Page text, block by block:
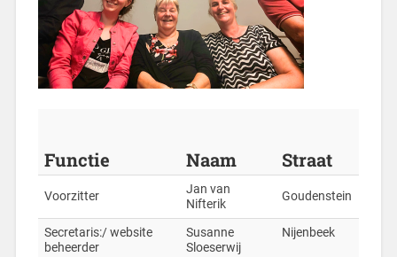
Functie Naam Straat
Voorzitter
Jan van
Nifterik
Goudenstein
Secretaris:/ website
beheerder
Susanne
Sloeserwij
Nijenbeek